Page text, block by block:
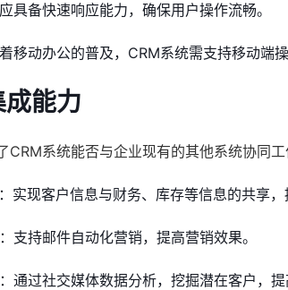
具备快速响应能力，确保用户操作流畅。
移动办公的普及，CRM系统需支持移动端
能力
CRM系统能否与企业现有的其他系统协同
：实现客户信息与财务、库存等信息的共享，
：支持邮件自动化营销，提高营销效果。
：通过社交媒体数据分析，挖掘潜在客户，提